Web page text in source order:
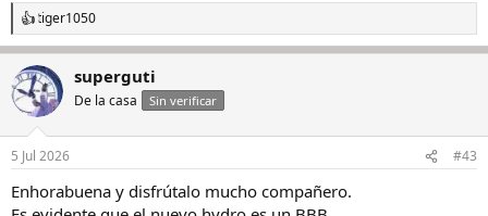
R
e
a
c
c
i
e
:
tiger1050
superguti
De la casa Sin verificar
5 Jul 2026 #43
Enhorabuena y disfrútalo mucho compañero.